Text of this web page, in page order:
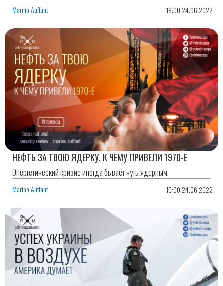
Marino Auffant 18:00 24.06.2022
НЕФТЬ ЗА ТВОЮ ЯДЕРКУ. К ЧЕМУ ПРИВЕЛИ 1970-Е
Энергетический кризис иногда бывает чуть ядерным.
Marino Auffant 10:00 24.06.2022